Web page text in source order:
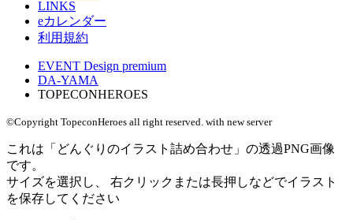
LINKS
eカレンダー
利用規約
EVENT Design premium
DA-YAMA
TOPECONHEROES
©Copyright TopeconHeroes all right reserved. with new server
これは「 どんぐりのイラスト詰め合わせ 」の透過PNG画像
です。
サイズを選択し、 右クリックまたは長押しなどでイラスト
を保存してください